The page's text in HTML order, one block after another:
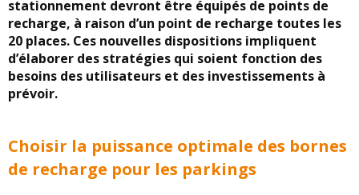
stationnement devront être équipés de points de
recharge, à raison d’un point de recharge toutes les
20 places. Ces nouvelles dispositions impliquent
d’élaborer des stratégies qui soient fonction des
besoins des utilisateurs et des investissements à
prévoir.
Choisir la puissance optimale des bornes
de recharge pour les parkings